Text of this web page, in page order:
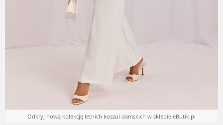
Odkryj nową kolekcję letnich koszul damskich w sklepie eButik.pl